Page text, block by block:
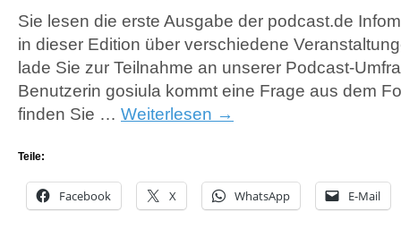
Sie lesen die erste Ausgabe der podcast.de
in dieser Edition über verschiedene
lade Sie zur Teilnahme an unserer Podcast-
Benutzerin gosiula kommt eine Frage aus dem
finden Sie … Weiterlesen →
Teile:
Facebook X WhatsApp E-Mail